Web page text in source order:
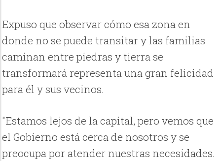
Expuso que observar cómo esa zona en
donde no se puede transitar y las familias
caminan entre piedras y tierra se
transformará representa una gran felicidad
para él y sus vecinos.
"Estamos lejos de la capital, pero vemos que
el Gobierno está cerca de nosotros y se
preocupa por atender nuestras necesidades.